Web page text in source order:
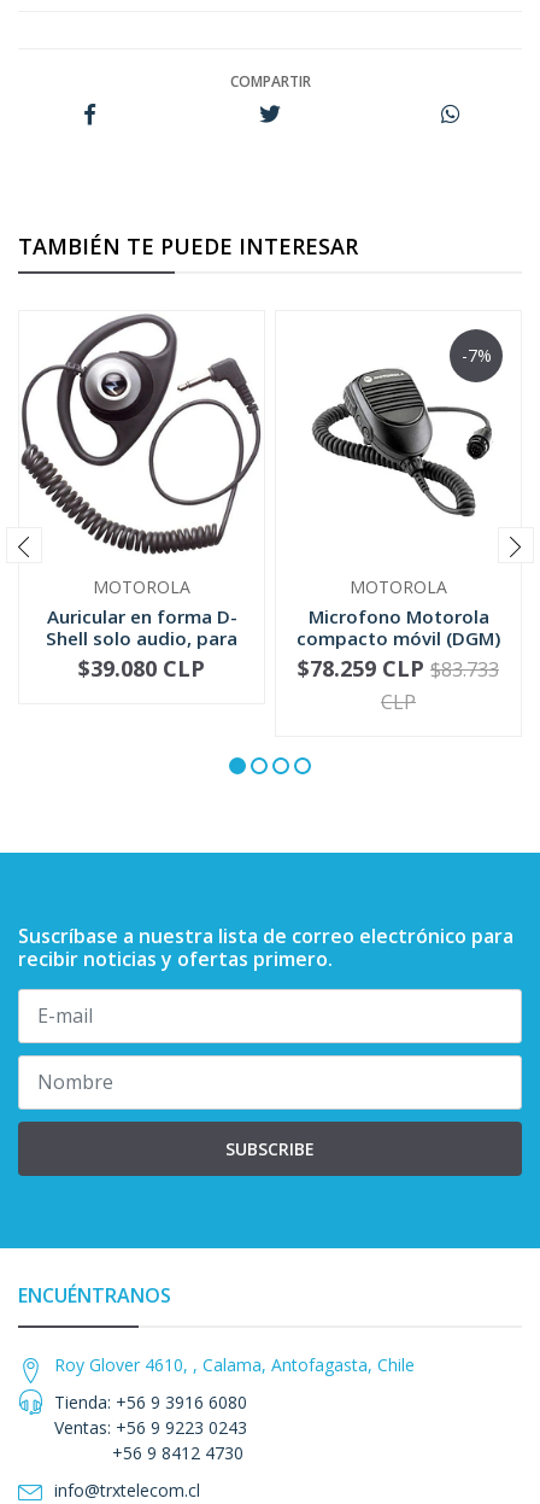
COMPARTIR
TAMBIÉN TE PUEDE INTERESAR
MOTOROLA
Auricular en forma D-
Shell solo audio, para
mic...
+
$39.080 CLP
-7%
MOTOROLA
Microfono Motorola
compacto móvil (DGM)
RMN5052
+
-
$78.259 CLP $83.733
CLP
Suscríbase a nuestra lista de correo electrónico para
recibir noticias y ofertas primero.
SUBSCRIBE
ENCUÉNTRANOS
Roy Glover 4610, , Calama, Antofagasta, Chile
Tienda: +56 9 3916 6080
Ventas: +56 9 9223 0243
+56 9 8412 4730
info@trxtelecom.cl